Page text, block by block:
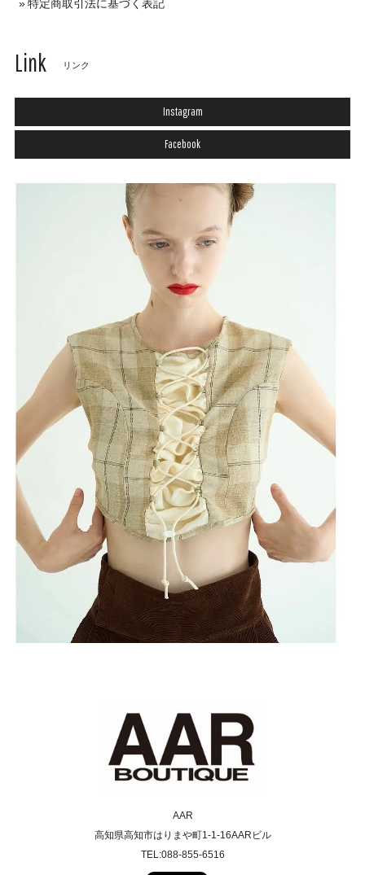
特定商取引法に基づく表記
Link リンク
Instagram
Facebook
AAR
高知県高知市はりまや町1-1-16AARビル
TEL:088-855-6516